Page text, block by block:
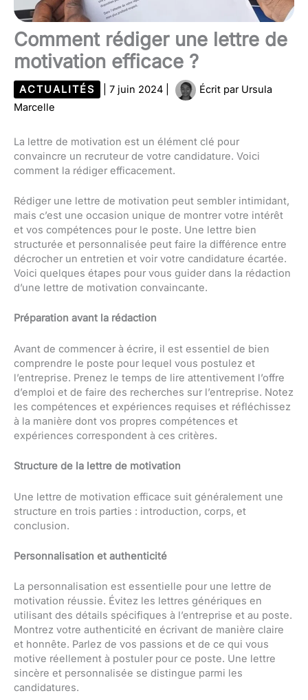
Comment rédiger une lettre de
motivation efficace ?
ACTUALITÉS 7 juin 2024 Écrit par Ursula
Marcelle
La lettre de motivation est un élément clé pour
convaincre un recruteur de votre candidature. Voici
comment la rédiger efficacement.
Rédiger une lettre de motivation peut sembler intimidant,
mais c’est une occasion unique de montrer votre intérêt
et vos compétences pour le poste. Une lettre bien
structurée et personnalisée peut faire la différence entre
décrocher un entretien et voir votre candidature écartée.
Voici quelques étapes pour vous guider dans la rédaction
d’une lettre de motivation convaincante.
Préparation avant la rédaction
Avant de commencer à écrire, il est essentiel de bien
comprendre le poste pour lequel vous postulez et
l’entreprise. Prenez le temps de lire attentivement l’offre
d’emploi et de faire des recherches sur l’entreprise. Notez
les compétences et expériences requises et réfléchissez
à la manière dont vos propres compétences et
expériences correspondent à ces critères.
Structure de la lettre de motivation
Une lettre de motivation efficace suit généralement une
structure en trois parties : introduction, corps, et
conclusion.
Personnalisation et authenticité
La personnalisation est essentielle pour une lettre de
motivation réussie. Évitez les lettres génériques en
utilisant des détails spécifiques à l’entreprise et au poste.
Montrez votre authenticité en écrivant de manière claire
et honnête. Parlez de vos passions et de ce qui vous
motive réellement à postuler pour ce poste. Une lettre
sincère et personnalisée se distingue parmi les
candidatures.